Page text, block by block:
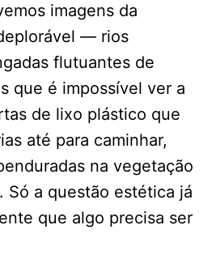
imagens da
— rios
flutuantes de
que é impossível ver a
de lixo plástico que
até para caminhar,
na vegetação
Só a questão estética já
que algo precisa ser